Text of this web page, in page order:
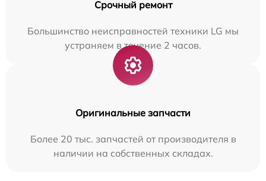
Срочный ремонт
Большинство неисправностей техники LG мы
устраняем в течение 2 часов.
Оригинальные запчасти
Более 20 тыс. запчастей от производителя в
наличии на собственных складах.